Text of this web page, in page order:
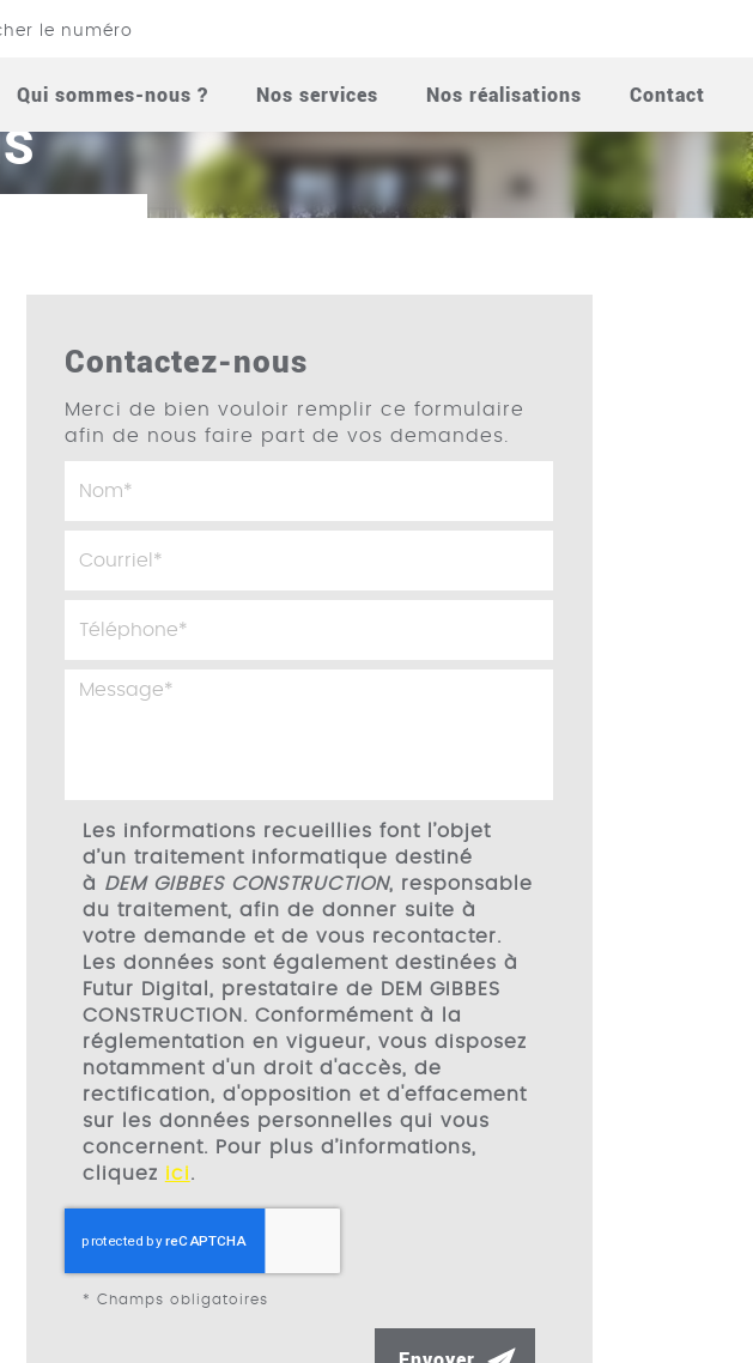
le numéro
Qui sommes-nous ? Nos services Nos réalisations Contact
INTÉRIEURE
Contactez-nous
Merci de bien vouloir remplir ce formulaire
afin de nous faire part de vos demandes.
Les informations recueillies font l’objet
d’un traitement informatique destiné
à DEM GIBBES CONSTRUCTION, responsable
du traitement, afin de donner suite à
votre demande et de vous recontacter.
Les données sont également destinées à
Futur Digital, prestataire de DEM GIBBES
CONSTRUCTION. Conformément à la
réglementation en vigueur, vous disposez
notamment d'un droit d'accès, de
rectification, d'opposition et d'effacement
sur les données personnelles qui vous
concernent. Pour plus d’informations,
cliquez ici.
* Champs obligatoires